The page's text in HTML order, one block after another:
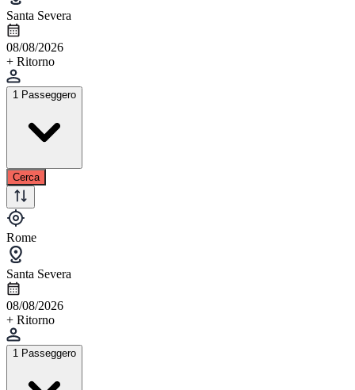
Santa Severa
08/08/2026
+ Ritorno
1 Passeggero
Cerca
Rome
Santa Severa
08/08/2026
+ Ritorno
1 Passeggero